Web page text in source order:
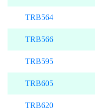
TRB564
TRB566
TRB595
TRB605
TRB620